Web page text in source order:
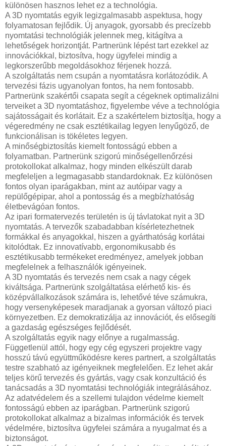
különösen hasznos lehet ez a technológia.
A 3D nyomtatás egyik legizgalmasabb aspektusa, hogy
folyamatosan fejlődik. Új anyagok, gyorsabb és precízebb
nyomtatási technológiák jelennek meg, kitágítva a
lehetőségek horizontját. Partnerünk lépést tart ezekkel az
innovációkkal, biztosítva, hogy ügyfelei mindig a
legkorszerűbb megoldásokhoz férjenek hozzá.
A szolgáltatás nem csupán a nyomtatásra korlátozódik. A
tervezési fázis ugyanolyan fontos, ha nem fontosabb.
Partnerünk szakértői csapata segít a cégeknek optimalizálni
terveiket a 3D nyomtatáshoz, figyelembe véve a technológia
sajátosságait és korlátait. Ez a szakértelem biztosítja, hogy a
végeredmény ne csak esztétikailag legyen lenyűgöző, de
funkcionálisan is tökéletes legyen.
A minőségbiztosítás kiemelt fontosságú ebben a
folyamatban. Partnerünk szigorú minőségellenőrzési
protokollokat alkalmaz, hogy minden elkészült darab
megfeleljen a legmagasabb standardoknak. Ez különösen
fontos olyan iparágakban, mint az autóipar vagy a
repülőgépipar, ahol a pontosság és a megbízhatóság
életbevágóan fontos.
Az ipari formatervezés területén is új távlatokat nyit a 3D
nyomtatás. A tervezők szabadabban kísérletezhetnek
formákkal és anyagokkal, hiszen a gyárthatóság korlátai
kitolódtak. Ez innovatívabb, ergonomikusabb és
esztétikusabb termékeket eredményez, amelyek jobban
megfelelnek a felhasználók igényeinek.
A 3D nyomtatás és tervezés nem csak a nagy cégek
kiváltsága. Partnerünk szolgáltatása elérhető kis- és
középvállalkozások számára is, lehetővé téve számukra,
hogy versenyképesek maradjanak a gyorsan változó piaci
környezetben. Ez demokratizálja az innovációt, és elősegíti
a gazdaság egészséges fejlődését.
A szolgáltatás egyik nagy előnye a rugalmasság.
Függetlenül attól, hogy egy cég egyszeri projektre vagy
hosszú távú együttműködésre keres partnert, a szolgáltatás
testre szabható az igényeiknek megfelelően. Ez lehet akár
teljes körű tervezés és gyártás, vagy csak konzultáció és
tanácsadás a 3D nyomtatási technológiák integrálásához.
Az adatvédelem és a szellemi tulajdon védelme kiemelt
fontosságú ebben az iparágban. Partnerünk szigorú
protokollokat alkalmaz a bizalmas információk és tervek
védelmére, biztosítva ügyfelei számára a nyugalmat és a
biztonságot.